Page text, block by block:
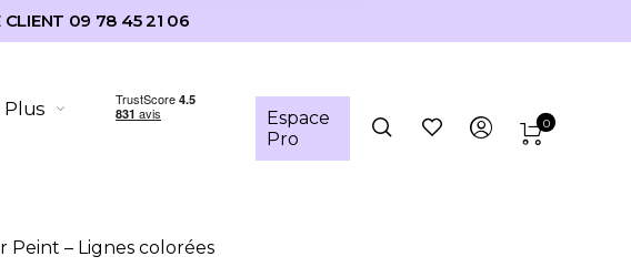
CLIENT 09 78 45 21 06
Plus
Espace
Pro
0
Peint – Lignes colorées